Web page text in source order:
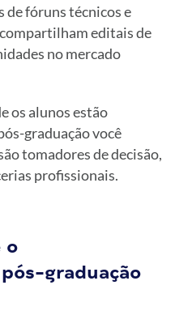
de fóruns técnicos e
editais de
no mercado
os alunos estão
graduação você
tomadores de decisão,
profissionais.
o
graduação